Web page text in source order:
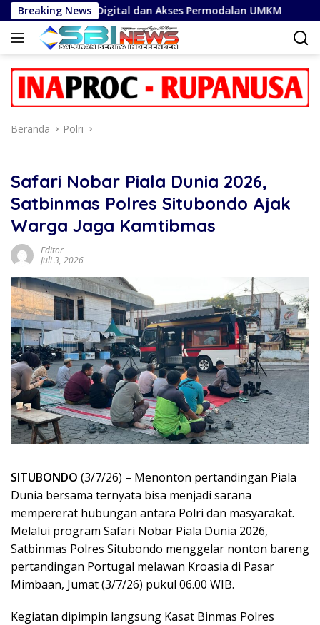
Langsung
ke
konten
Breaking News
Digital dan Akses Permodalan UMKM Cegah
Beranda Polri
Safari Nobar Piala Dunia 2026,
Satbinmas Polres Situbondo Ajak
Warga Jaga Kamtibmas
Editor
Juli 3, 2026
SITUBONDO (3/7/26) – Menonton pertandingan Piala
Dunia bersama ternyata bisa menjadi sarana
mempererat hubungan antara Polri dan masyarakat.
Melalui program Safari Nobar Piala Dunia 2026,
Satbinmas Polres Situbondo menggelar nonton bareng
pertandingan Portugal melawan Kroasia di Pasar
Mimbaan, Jumat (3/7/26) pukul 06.00 WIB.
Kegiatan dipimpin langsung Kasat Binmas Polres